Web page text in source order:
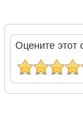
Оцените этот